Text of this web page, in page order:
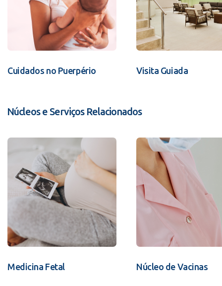
Cuidados no Puerpério Visita Guiada
Núcleos e Serviços Relacionados
Medicina Fetal Núcleo de Vacinas